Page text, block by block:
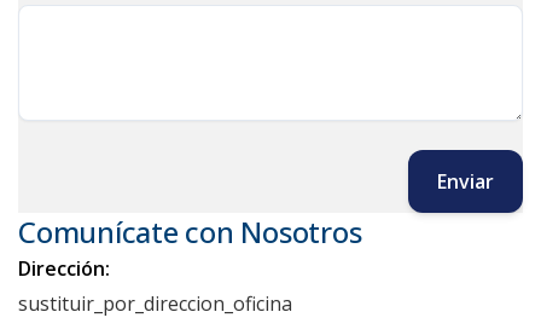
Enviar
Comunícate con Nosotros
Dirección:
sustituir_por_direccion_oficina